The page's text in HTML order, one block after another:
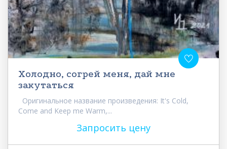
Холодно, согрей меня, дай мне
закутаться
Оригинальное название произведения: It's Cold,
Come and Keep me Warm,...
Запросить цену